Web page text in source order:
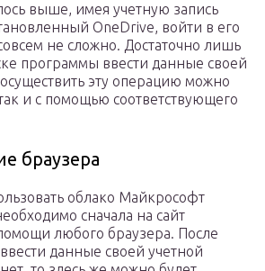
выше, имея учетную запись
OneDrive, войти в его
не сложно. Достаточно лишь
программы ввести данные своей
эту операцию можно
и с помощью соответствующего
браузера
облако Майкрософт
сначала на сайт
любого браузера. После
данные своей учетной